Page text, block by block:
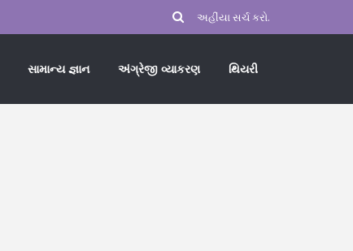
સામાન્ય જ્ઞાન અંગ્રેજી વ્યાકરણ થિયરી